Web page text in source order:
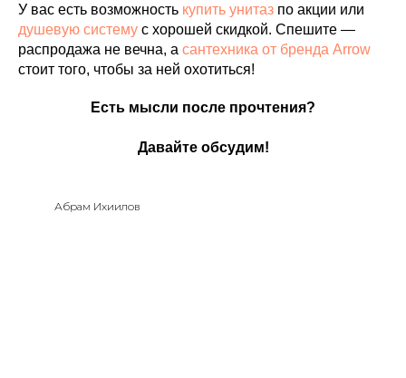
У вас есть возможность купить унитаз по акции или
душевую систему с хорошей скидкой. Спешите —
распродажа не вечна, а сантехника от бренда Arrow
стоит того, чтобы за ней охотиться!
Есть мысли после прочтения?
Давайте обсудим!
Абрам Ихиилов